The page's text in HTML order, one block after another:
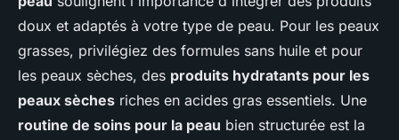
doux et adaptés à votre type de peau. Pour les peaux
grasses, privilégiez des formules sans huile et pour
les peaux sèches, des produits hydratants pour les
peaux sèches riches en acides gras essentiels. Une
routine de soins pour la peau bien structurée est la